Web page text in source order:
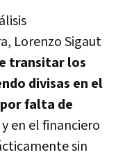
Lorenzo Sigaut
transitar los
divisas en el
falta de
y en el financiero
sin